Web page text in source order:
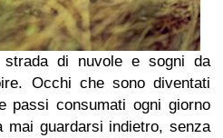
di nuvole e sogni da
Occhi che sono diventati
passi consumati ogni giorno
mai guardarsi indietro, senza